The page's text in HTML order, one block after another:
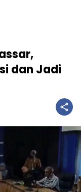
dan Jadi